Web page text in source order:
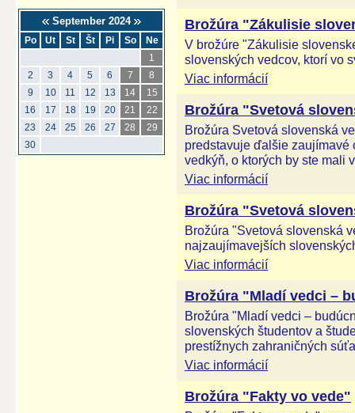
September 2024
Po Ut St Št Pi So
Ne
1
2
3 4 5 6 7
8
9
10 11 12 13 14
15
16
17 18 19 20 21
22
23
24 25 26 27 28
29
30
Brožúra "Zákulisie
V brožúre "Zákulisie
slovenských vedcov, ktorí vo
Viac informácií
Brožúra "Svetová
Brožúra Svetová slovenská
predstavuje ďalšie
vedkýň, o ktorých by ste mali
Viac informácií
Brožúra "Svetová
Brožúra "Svetová slovenská
najzaujímavejších
Viac informácií
Brožúra "Mladí vedci –
Brožúra "Mladí vedci –
slovenských študentov a
prestížnych zahraničných
Viac informácií
Brožúra "Fakty vo vede"